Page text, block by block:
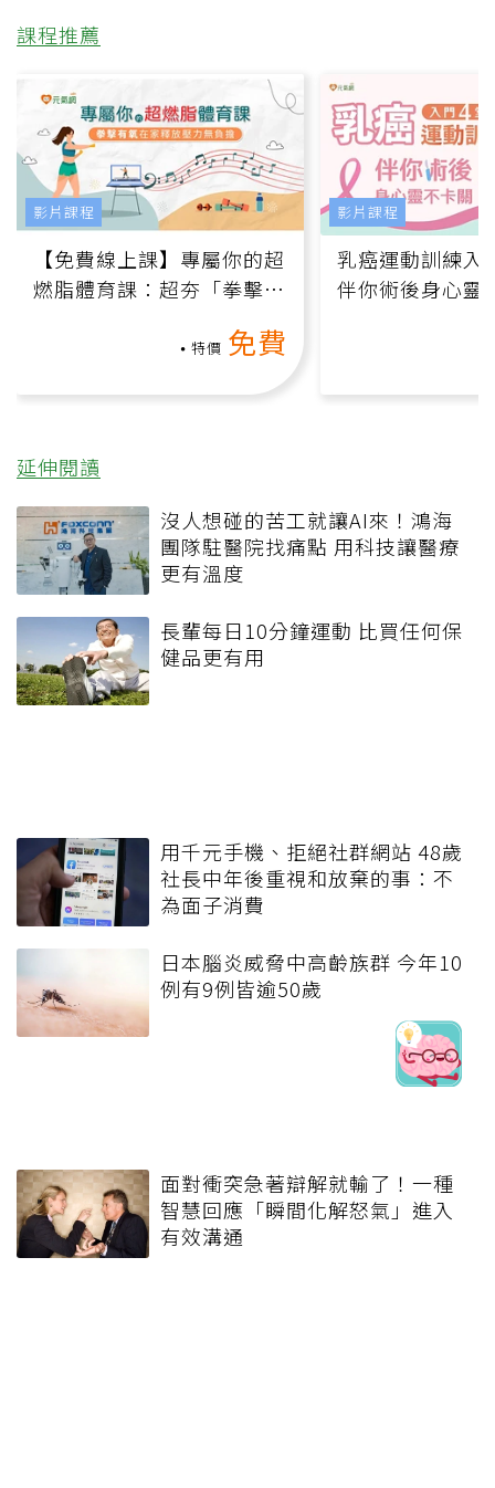
課程推薦
【免費線上課】專屬你的超
燃脂體育課：超夯「拳擊有
特價 免費
影片課程
乳癌運動訓練入
伴你術後身心靈
影片課程
延伸閱讀
沒人想碰的苦工就讓AI來！鴻海
團隊駐醫院找痛點 用科技讓醫療
更有溫度
長輩每日10分鐘運動 比買任何保
健品更有用
用千元手機、拒絕社群網站 48歲
社長中年後重視和放棄的事：不
為面子消費
日本腦炎威脅中高齡族群 今年10
例有9例皆逾50歲
面對衝突急著辯解就輸了！一種
智慧回應「瞬間化解怒氣」進入
有效溝通